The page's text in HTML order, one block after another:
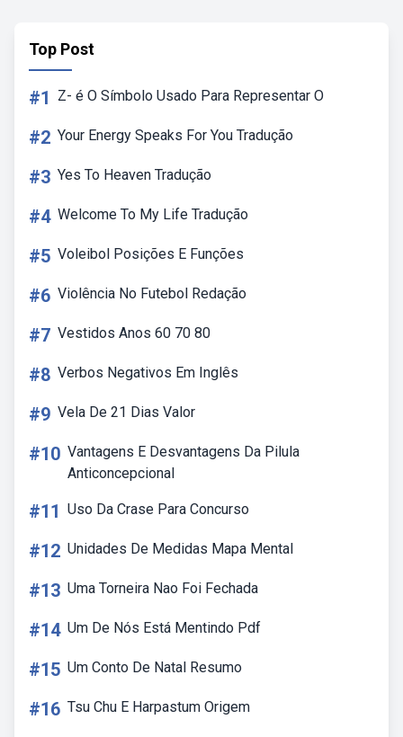
Top Post
#1 Z- é O Símbolo Usado Para Representar O
#2 Your Energy Speaks For You Tradução
#3 Yes To Heaven Tradução
#4 Welcome To My Life Tradução
#5 Voleibol Posições E Funções
#6 Violência No Futebol Redação
#7 Vestidos Anos 60 70 80
#8 Verbos Negativos Em Inglês
#9 Vela De 21 Dias Valor
#10 Vantagens E Desvantagens Da Pilula
Anticoncepcional
#11 Uso Da Crase Para Concurso
#12 Unidades De Medidas Mapa Mental
#13 Uma Torneira Nao Foi Fechada
#14 Um De Nós Está Mentindo Pdf
#15 Um Conto De Natal Resumo
#16 Tsu Chu E Harpastum Origem